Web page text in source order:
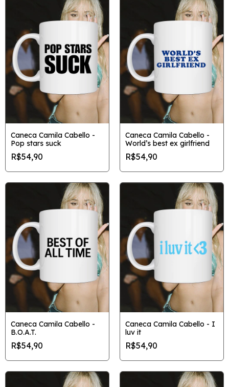
Caneca Camila Cabello -
Pop stars suck
R$54,90
Caneca Camila Cabello -
World’s best ex girlfriend
R$54,90
Caneca Camila Cabello -
B.O.A.T.
R$54,90
Caneca Camila Cabello - I
luv it
R$54,90